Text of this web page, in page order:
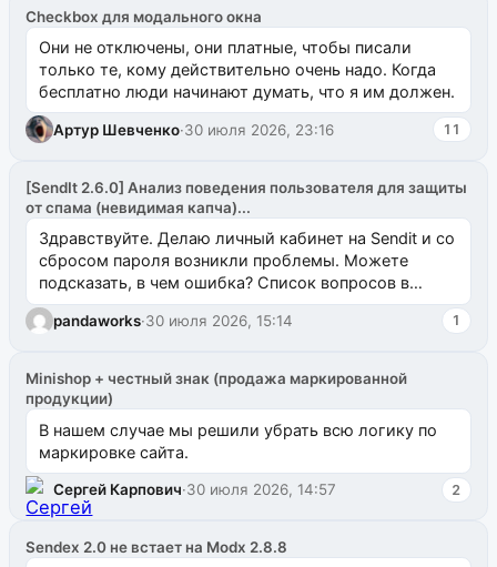
Checkbox для модального окна
Они не отключены, они платные, чтобы писали
только те, кому действительно очень надо. Когда
бесплатно люди начинают думать, что я им должен.
Артур Шевченко·30 июля 2026, 23:16 11
[SendIt 2.6.0] Анализ поведения пользователя для защиты
от спама (невидимая капча)...
Здравствуйте. Делаю личный кабинет на Sendit и со
сбросом пароля возникли проблемы. Можете
подсказать, в чем ошибка? Список вопросов в
одноименном разделе на modx.pro пока пуст, и,...
pandaworks·30 июля 2026, 15:14 1
Minishop + честный знак (продажа маркированной
продукции)
В нашем случае мы решили убрать всю логику по
маркировке сайта.
Сергей Карпович·30 июля 2026, 14:57 2
Sendex 2.0 не встает на Modx 2.8.8